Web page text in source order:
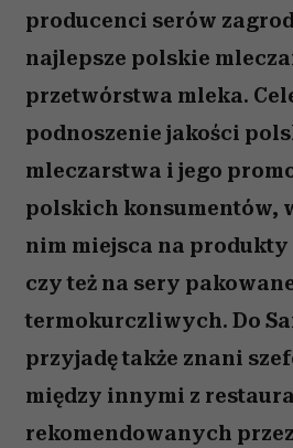
producenci serów
najlepsze polskie
przetwórstwa mleka.
podnoszenie jakości
mleczarstwa i jego
polskich konsumentów,
nim miejsca na produkty
czy też na sery
termokurczliwych. Do
przyjadę także znani
między innymi z
rekomendowanych